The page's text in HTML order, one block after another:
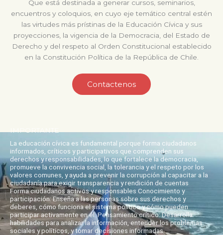
Que está destinada a generar cursos, seminarios,
encuentros y coloquios, en cuyo eje temático central estén
las virtudes más prístinas de la Educación Cívica y sus
proyecciones, la vigencia de la Democracia, del Estado de
Derecho y del respeto al Orden Constitucional establecido
en la Constitución Política de la República de Chile.
Contactenos
La educación cívica es fundamental porque forma ciudadanos
informados, críticos y participativos que comprenden sus
derechos y responsabilidades, lo que fortalece la democracia,
promueve la convivencia social, la tolerancia y el respeto por los
valores comunes, y ayuda a prevenir la corrupción al capacitar a la
ciudadanía para exigir transparencia y rendición de cuentas
Forma ciudadanos activos y responsables Conocimiento y
participación: Enseña a las personas sobre sus derechos y
deberes, cómo funciona el sistema político y cómo pueden
participar activamente en él. Pensamiento crítico: Desarrolla
habilidades para analizar la información, entender los problemas
sociales y políticos, y tomar decisiones informadas.